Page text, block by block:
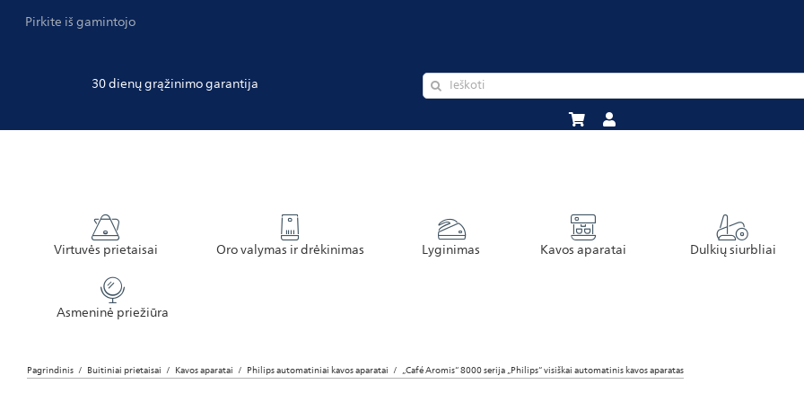
Pirkite iš gamintojo
30 dienų grąžinimo garantija
Virtuvės prietaisai Oro valymas ir drėkinimas Lyginimas Kavos aparatai Dulkių siurbliai
Asmeninė priežiūra
Pagrindinis Buitiniai prietaisai Kavos aparatai Philips automatiniai kavos aparatai „Café Aromis“ 8000 serija „Philips“ visiškai automatinis kavos aparatas